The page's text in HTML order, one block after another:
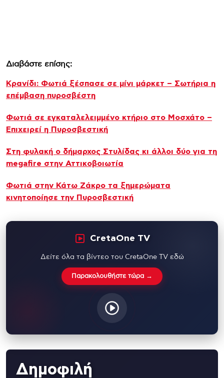
Διαβάστε επίσης:
Κρανίδι: Φωτιά ξέσπασε σε μίνι μάρκετ – Σωτήρια η
επέμβαση πυροσβέστη
Φωτιά σε εγκαταλελειμμένο κτήριο στο Μοσχάτο –
Επιχειρεί η Πυροσβεστική
Στη φυλακή ο δήμαρχος Στυλίδας κι άλλοι δύο για τη
megafire στην Αττικοβοιωτία
Φωτιά στην Κάτω Ζάκρο τα ξημερώματα
κινητοποίησε την Πυροσβεστική
CretaOne TV
Δείτε όλα τα βίντεο του CretaOne TV εδώ
Παρακολουθήστε τώρα →
Δημοφιλή